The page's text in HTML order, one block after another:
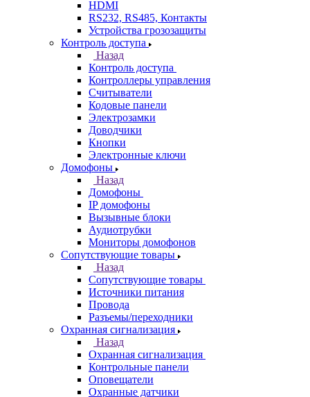
HDMI
RS232, RS485, Контакты
Устройства грозозащиты
Контроль доступа
Назад
Контроль доступа
Контроллеры управления
Считыватели
Кодовые панели
Электрозамки
Доводчики
Кнопки
Электронные ключи
Домофоны
Назад
Домофоны
IP домофоны
Вызывные блоки
Аудиотрубки
Мониторы домофонов
Сопутствующие товары
Назад
Сопутствующие товары
Источники питания
Провода
Разъемы/переходники
Охранная сигнализация
Назад
Охранная сигнализация
Контрольные панели
Оповещатели
Охранные датчики